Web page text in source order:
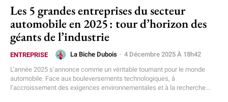
Les 5 grandes entreprises du secteur
automobile en 2025 : tour d’horizon des
géants de l’industrie
ENTREPRISE La Biche Dubois - 4 Décembre 2025 À 18h42
L’année 2025 s’annonce comme un véritable tournant pour le monde
automobile. Face aux bouleversements technologiques, à
l’accroissement des exigences environnementales et à la recherche...